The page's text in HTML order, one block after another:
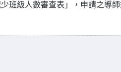
班級人數審查表」，申請之導